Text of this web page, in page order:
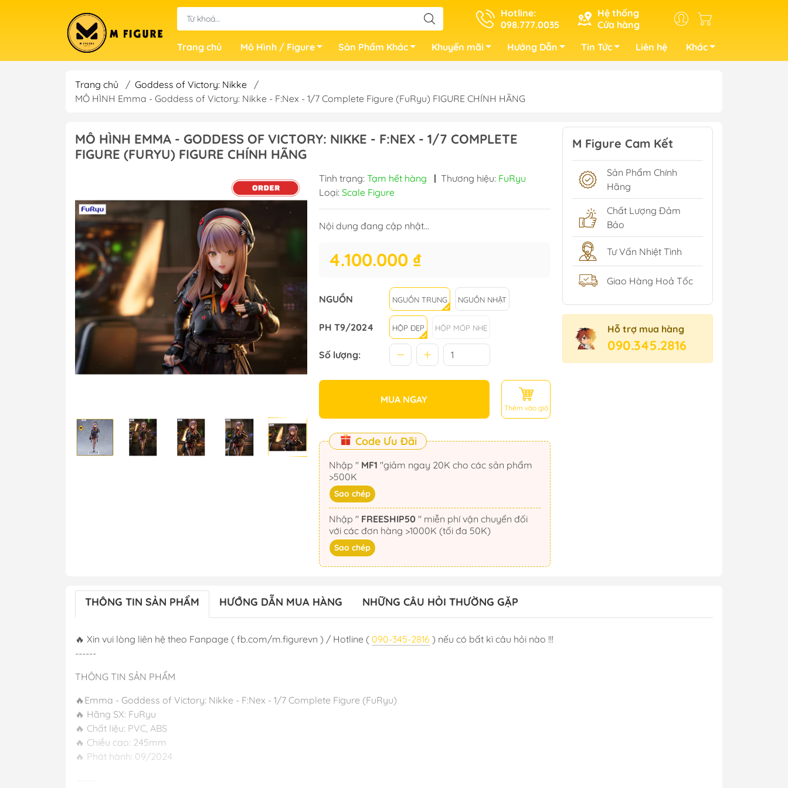
Hotline:
098.777.0035
Hệ thống
Cửa hàng
Trang chủ
Mô Hình / Figure Sản Phẩm Khác Khuyến mãi Hướng Dẫn Tin Tức Liên hệ Khác
Trang chủ / Goddess of Victory: Nikke
/
MÔ HÌNH Emma - Goddess of Victory: Nikke - F:Nex - 1/7 Complete Figure (FuRyu) FIGURE CHÍNH HÃNG
MÔ HÌNH EMMA - GODDESS OF VICTORY: NIKKE - F:NEX - 1/7 COMPLETE
FIGURE (FURYU) FIGURE CHÍNH HÃNG
Tình trạng: Tạm hết hàng | Thương hiệu: FuRyu
Loại: Scale Figure
Nội dung đang cập nhật...
4.100.000 ₫
NGUỒN NGUỒN TRUNG NGUỒN NHẬT
PH T9/2024 HỘP ĐẸP HỘP MÓP NHẸ
Số lượng:
MUA NGAY
Thêm vào giỏ
Code Ưu Đãi
Nhập " MF1
>500K
Sao chép
Nhập " FREESHIP50" miễn phí vận chuyển đối
với các đơn hàng >1000K (tối đa 50K)
Sao chép
M Figure Cam Kết
Sản Phẩm Chính
Hãng
Chất Lượng Đảm
Bảo
Tư Vấn Nhiệt Tình
Giao Hàng Hoả Tốc
Hỗ trợ mua hàng
090.345.2816
THÔNG TIN SẢN PHẨM HƯỚNG DẪN MUA HÀNG NHỮNG CÂU HỎI THƯỜNG GẶP
🔥 Xin vui lòng liên hệ theo Fanpage ( fb.com/m.figurevn ) / Hotline ( 090-345-2816 ) nếu có bất kì câu hỏi nào !!!
------
THÔNG TIN SẢN PHẨM
🔥Emma - Goddess of Victory: Nikke - F:Nex - 1/7 Complete Figure (FuRyu)
🔥 Hãng SX: FuRyu
🔥 Chất liệu: PVC, ABS
🔥 Chiều cao: 245mm
🔥 Phát hành: 09/2024